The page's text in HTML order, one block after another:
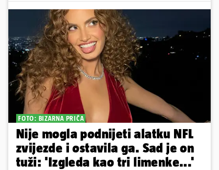
FOTO: BIZARNA PRIČA
Nije mogla podnijeti alatku NFL
zvijezde i ostavila ga. Sad je on
tuži: 'Izgleda kao tri limenke...'